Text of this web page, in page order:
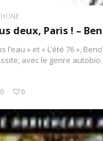
deux, Paris ! –
l’eau » et « L’été 76 »,
avec le genre
0 0